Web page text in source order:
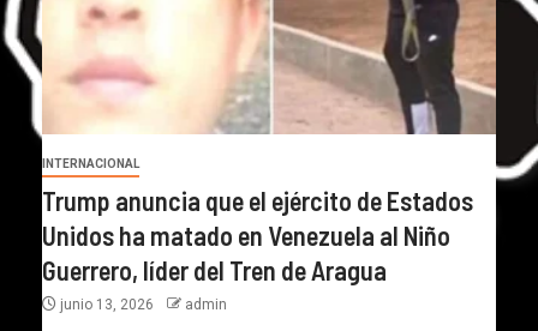
INTERNACIONAL
Trump anuncia que el ejército de Estados
Unidos ha matado en Venezuela al Niño
Guerrero, líder del Tren de Aragua
junio 13, 2026 admin